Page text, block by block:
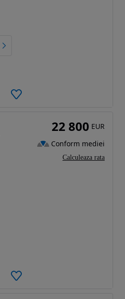
22 800 EUR
Conform mediei
Calculeaza rata